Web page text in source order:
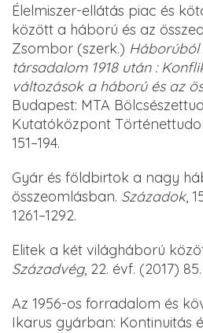
Élelmiszer-ellátás piac és
között a háború és az
Zsombor (szerk.)
társadalom 1918 után :
változások a háború és az
Budapest: MTA
Kutatóközpont
151–194.
Gyár és földbirtok a nagy
összeomlásban. Századok,
1261–1292.
Elitek a két világháború
Századvég, 22. évf. (2017)
Az 1956-os forradalom és
Ikarus gyárban: Kontinuitás